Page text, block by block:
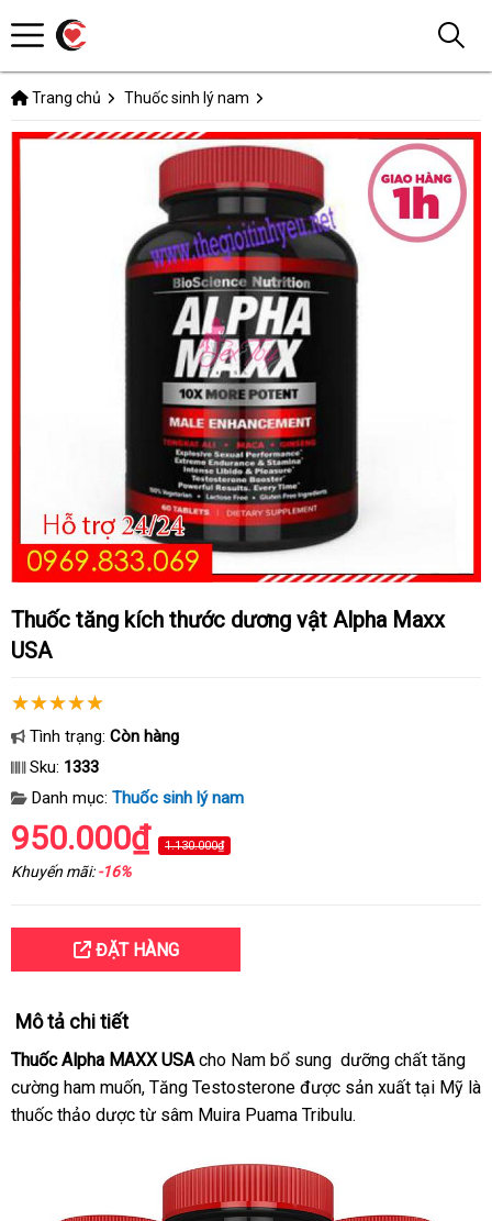
Trang chủ Thuốc sinh lý nam
Thuốc tăng kích thước dương vật Alpha Maxx
USA
Tình trạng: Còn hàng
Sku: 1333
Danh mục: Thuốc sinh lý nam
950.000₫ 1.130.000₫
Khuyến mãi:-16%
ĐẶT HÀNG
Mô tả chi tiết
Thuốc Alpha MAXX USA cho Nam bổ sung dưỡng chất tăng
cường ham muốn, Tăng Testosterone địa
chỉ
được sản xuất tại Mỹ là
thuốc thảo dược từ sâm Muira Puama Tribulumiễn
.